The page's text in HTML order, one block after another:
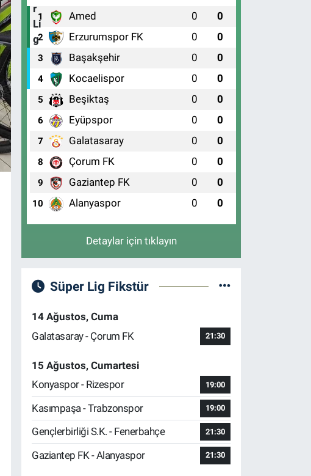
1 Amed 0 0
2 Erzurumspor FK 0 0
3 Başakşehir 0 0
4 Kocaelispor 0 0
5 Beşiktaş 0 0
6 Eyüpspor 0 0
7 Galatasaray 0 0
8 Çorum FK 0 0
9 Gaziantep FK 0 0
10 Alanyaspor 0 0
Detaylar için tıklayın
Süper Lig Fikstür
14 Ağustos, Cuma
Galatasaray - Çorum FK
21:30
15 Ağustos, Cumartesi
Konyaspor - Rizespor
19:00
Kasımpaşa - Trabzonspor 19:00
Gençlerbirliği S.K. - Fenerbahçe 21:30
Gaziantep FK - Alanyaspor 21:30